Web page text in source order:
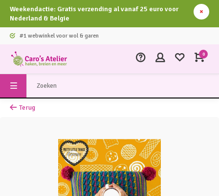
Weekendactie: Gratis verzending al vanaf 25 euro voor
Nederland & Belgie
#1 webwinkel voor wol & garen
0
Terug